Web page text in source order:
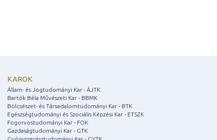
KAROK
Állam- és Jogtudományi Kar - ÁJTK
Bartók Béla Művészeti Kar - BBMK
Bölcsészet- és Társadalomtudományi Kar - BTK
Egészségtudományi és Szociális Képzési Kar - ETSZK
Fogorvostudományi Kar - FOK
Gazdaságtudományi Kar - GTK